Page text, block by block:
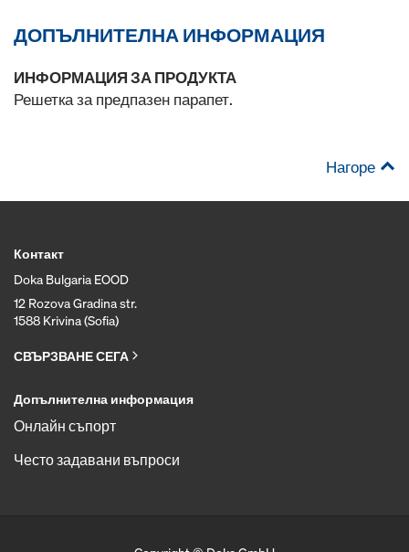
ДОПЪЛНИТЕЛНА ИНФОРМАЦИЯ
ИНФОРМАЦИЯ ЗА ПРОДУКТА
Решетка за предпазен парапет.
Нагоре
Контакт
Doka Bulgaria EOOD
12 Rozova Gradina str.
1588 Krivina (Sofia)
СВЪРЗВАНЕ СЕГА
Допълнителна информация
Онлайн съпорт
Често задавани въпроси